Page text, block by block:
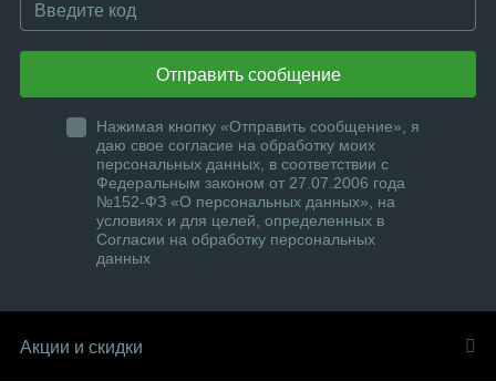
Отправить сообщение
Нажимая кнопку «Отправить сообщение», я
даю свое согласие на обработку моих
персональных данных, в соответствии с
Федеральным законом от 27.07.2006 года
№152-ФЗ «О персональных данных», на
условиях и для целей, определенных в
Согласии на обработку персональных
данных
Акции и скидки